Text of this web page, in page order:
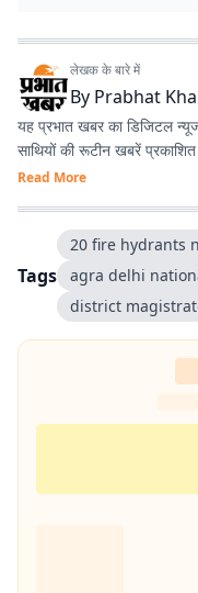
लेखक के बारे में
By Prabhat
यह प्रभात खबर का डिजिटल
साथियों की रूटीन खबरें प्रकाशित
Read More
Tags
20 fire hydrants
agra delhi
district